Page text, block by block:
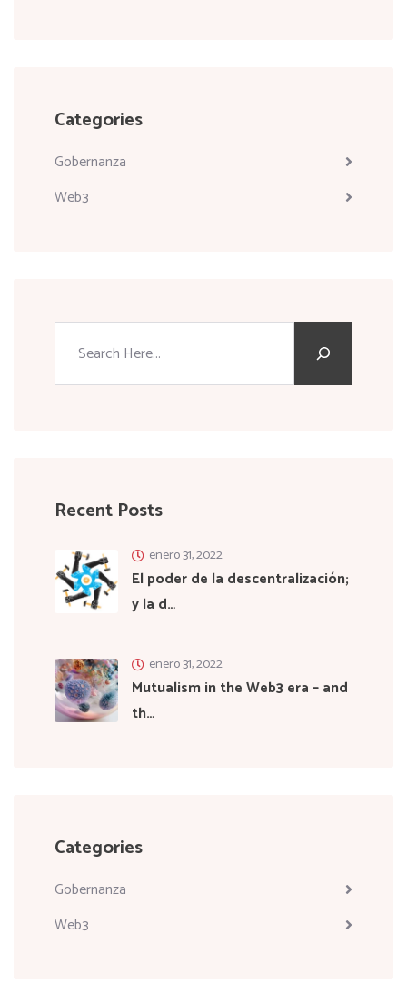
Categories
Gobernanza
Web3
Recent Posts
El poder de la descentralización;
y la d…
enero 31, 2022
Mutualism in the Web3 era – and
th…
enero 31, 2022
Categories
Gobernanza
Web3